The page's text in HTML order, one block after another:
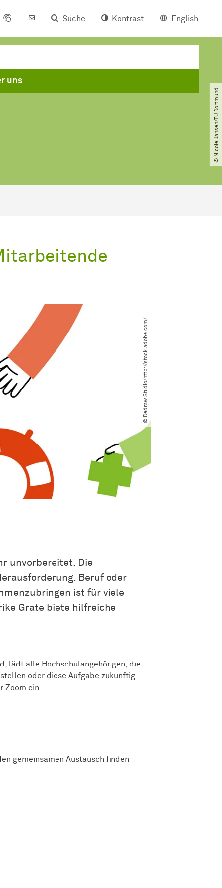
Suche Kontrast English
uns
© Nicole Jansen​/​TU Dortmund
© Dedraw Studio​/​http:​/​​/​stock.adobe.com​/​
unvorbereitet. Die
Beruf oder
ist für viele
Grate biete hilfreiche
lädt alle Hochschulangehörigen, die
oder diese Aufgabe zukünftig
Zoom ein.
gemeinsamen Austausch finden